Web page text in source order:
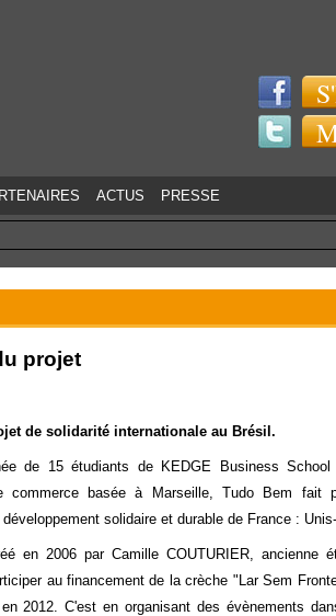
ACTUS PRESSE
projet
de solidarité internationale au Brésil.
de 15 étudiants de KEDGE Business School
commerce basée à Marseille, Tudo Bem fait
solidaire et durable de France :
en 2006par Camille COUTURIER, ancienne
au financement de lacrèche "Lar Sem
en 2012. C'est enorganisant des évènements